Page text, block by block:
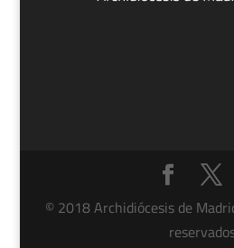
© 2018 Archidiócesis de